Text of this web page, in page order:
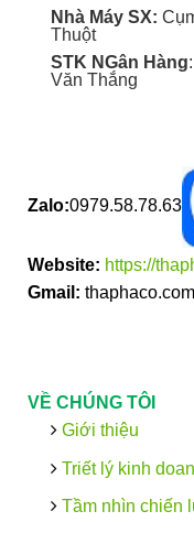
Nhà Máy SX:
Thuột
STK NGân Hàng
Văn Thắng
Zalo:0979.58.78.63
Website: https://
Gmail:
VỀ CHÚNG TÔI
Giới thiệu
Triết lý kinh
Tầm nhìn chiến